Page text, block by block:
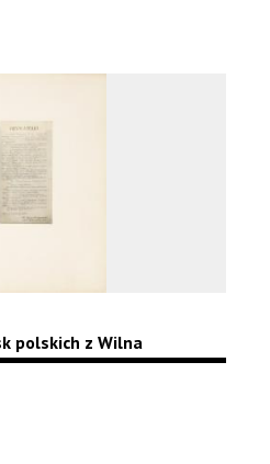
polskich z Wilna